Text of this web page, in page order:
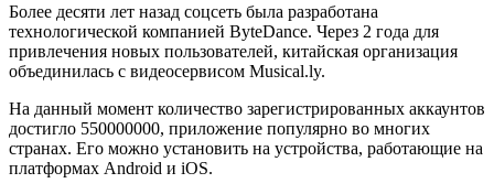
Более десяти лет назад соцсеть была разработана
технологической компанией ByteDance. Через 2 года для
привлечения новых пользователей, китайская организация
объединилась с видеосервисом Musical.ly.
На данный момент количество зарегистрированных аккаунтов
достигло 550000000, приложение популярно во многих
странах. Его можно установить на устройства, работающие на
платформах Android и iOS.